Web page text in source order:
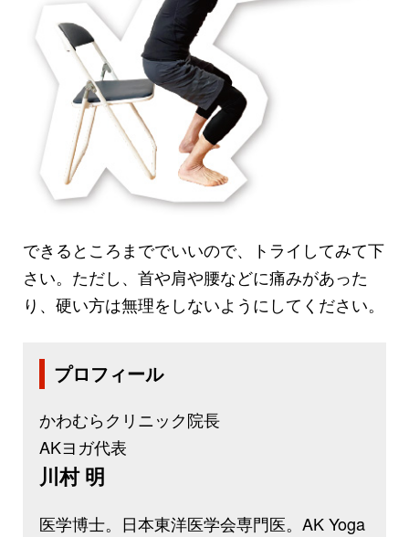
できるところまででいいので、トライしてみて下
さい。ただし、首や肩や腰などに痛みがあった
り、硬い方は無理をしないようにしてください。
プロフィール
かわむらクリニック院長
AKヨガ代表
川村 明
医学博士。日本東洋医学会専門医。AK Yoga